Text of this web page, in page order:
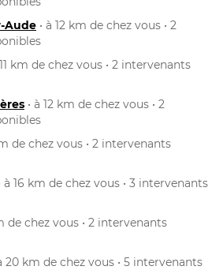
Aude • à 12 km de chez vous • 2
11 km de chez vous • 2 intervenants
• à 12 km de chez vous • 2
de chez vous • 2 intervenants
à 16 km de chez vous • 3 intervenants
de chez vous • 2 intervenants
20 km de chez vous • 5 intervenants